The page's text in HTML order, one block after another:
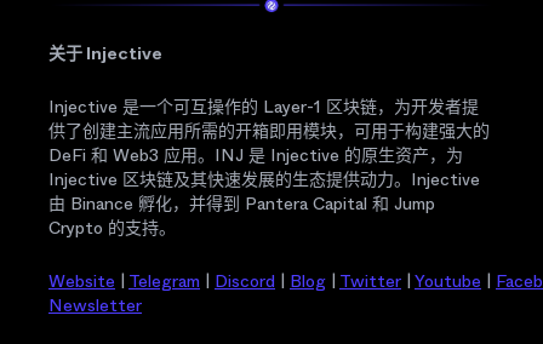
关于 Injective
Injective 是一个可互操作的 Layer-1 区块链，为开发者提
供了创建主流应用所需的开箱即用模块，可用于构建强大的
DeFi 和 Web3 应用。INJ 是 Injective 的原生资产，为
Injective 区块链及其快速发展的生态提供动力。Injective
由 Binance 孵化，并得到 Pantera Capital 和 Jump
Crypto 的支持。
Website | Telegram | Discord | Blog | Twitter | Youtube |
Newsletter